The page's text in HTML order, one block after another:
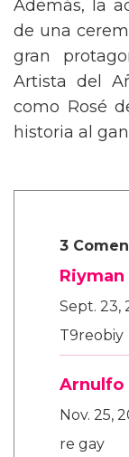
Además, la
de una
gran
Artista del
como Rosé
historia al
3
Riyman
Sept. 23,
T9reobiy
Arnulfo
Nov. 25,
re gay